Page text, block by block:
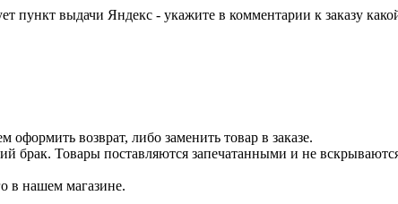
пункт выдачи Яндекс - укажите в комментарии к заказу
возврат, либо заменить товар в заказе.
брак. Товары поставляются запечатанными и не
в нашем магазине.